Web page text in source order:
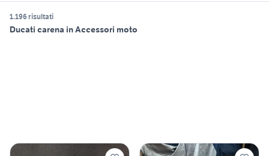
1.196 risultati
Ducati carena in Accessori moto